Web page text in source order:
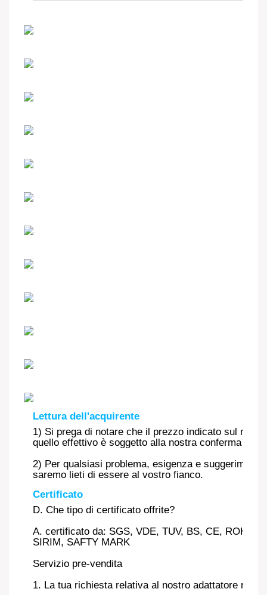
Lettura dell'acquirente
1) Si prega di notare che il prezzo indicato sul
quello effettivo è soggetto alla nostra conferma
2) Per qualsiasi problema, esigenza e
saremo lieti di essere al vostro fianco.
Certificato
D. Che tipo di certificato offrite?
A. certificato da: SGS, VDE, TUV, BS, CE, ROHS,
SIRIM, SAFTY MARK
Servizio pre-vendita
1. La tua richiesta relativa al nostro adattatore